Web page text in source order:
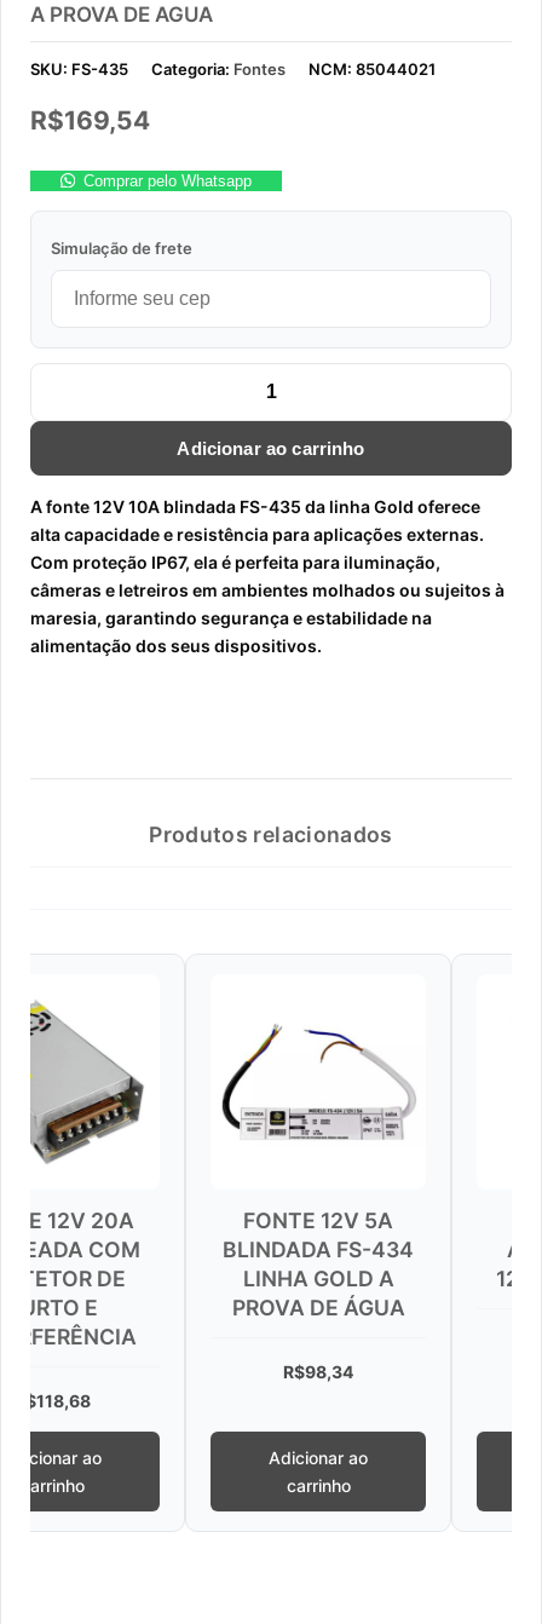
A PROVA DE AGUA
SKU: FS-435 Categoria: Fontes NCM: 85044021
R$169,54
Comprar pelo Whatsapp
Simulação de frete
FONTE 12V 10A BLINDADA FS-435 LINHA GOLD A PROVA DE
Adicionar ao carrinho
A fonte 12V 10A blindada FS-435 da linha Gold oferece
alta capacidade e resistência para aplicações externas.
Com proteção IP67, ela é perfeita para iluminação,
câmeras e letreiros em ambientes molhados ou sujeitos à
maresia, garantindo segurança e estabilidade na
alimentação dos seus dispositivos.
Produtos relacionados
FONTE 12V 5A
BLINDADA FS-434
LINHA GOLD A
PROVA DE ÁGUA
Adicionar ao
12.8V 3A EF